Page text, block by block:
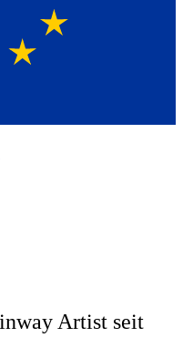
Artist seit